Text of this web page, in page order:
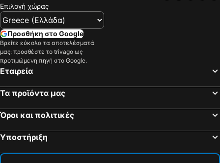
Επιλογή χώρας
Προσθήκη στο Google
Βρείτε εύκολα τα αποτελέσματά
μας: προσθέστε το trivago ως
προτιμώμενη πηγή στο Google.
Εταιρεία
Τα προϊόντα μας
Όροι και πολιτικές
Υποστήριξη